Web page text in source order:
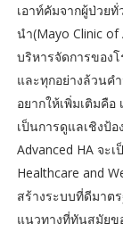
เอาท์คัมจากผู้ป่วย
นำ(Mayo Clinic
บริหารจัดการของ
และทุกอย่างล้วนค
อยากให้เพิ่มเติมคื
เป็นการดูแลเชิงป้
Advanced HA จะ
Healthcare and
สร้างระบบที่ดีมาต
แนวทางที่ทันสมัยข